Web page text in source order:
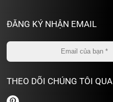
ĐĂNG KÝ NHẬN EMAIL
THEO DÕI CHÚNG TÔI QUA